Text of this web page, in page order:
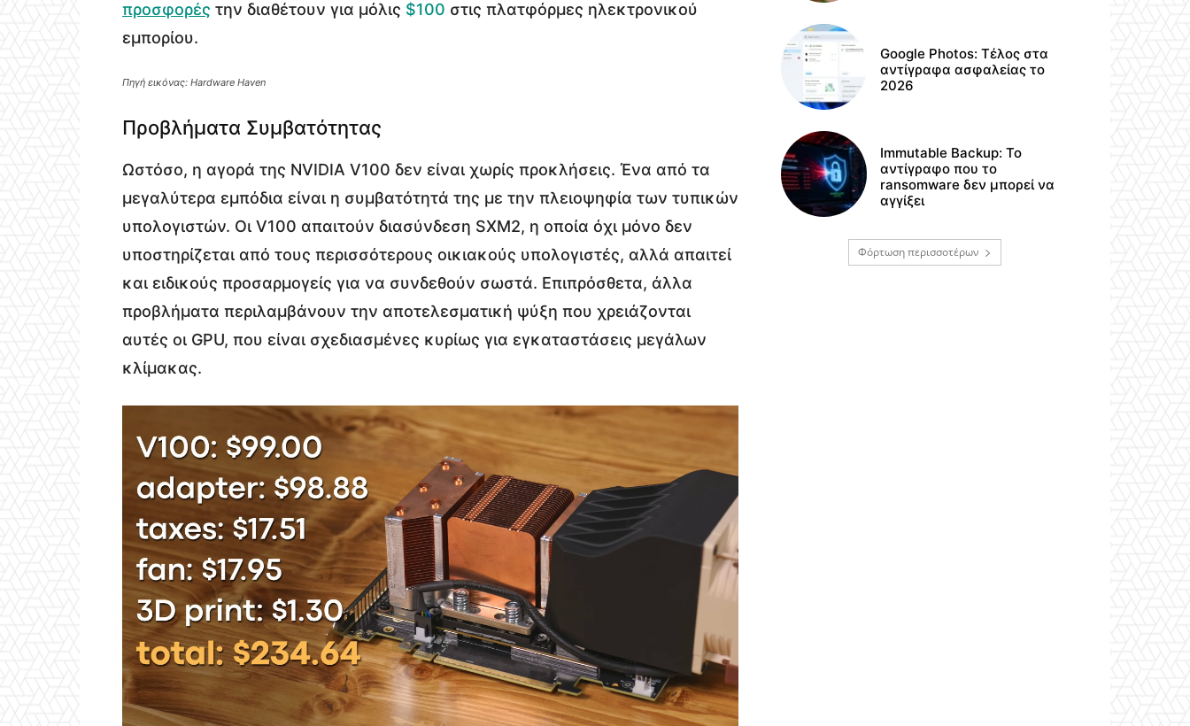
προσφορές την διαθέτουν για μόλις $100 στις πλατφόρμες ηλεκτρονικού
εμπορίου.
Πηγή εικόνας: Hardware Haven
Προβλήματα Συμβατότητας
Ωστόσο, η αγορά της NVIDIA V100 δεν είναι χωρίς προκλήσεις. Ένα από τα
μεγαλύτερα εμπόδια είναι η συμβατότητά της με την πλειοψηφία των τυπικών
υπολογιστών. Οι V100 απαιτούν διασύνδεση SXM2, η οποία όχι μόνο δεν
υποστηρίζεται από τους περισσότερους οικιακούς υπολογιστές, αλλά απαιτεί
και ειδικούς προσαρμογείς για να συνδεθούν σωστά. Επιπρόσθετα, άλλα
προβλήματα περιλαμβάνουν την αποτελεσματική ψύξη που χρειάζονται
αυτές οι GPU, που είναι σχεδιασμένες κυρίως για εγκαταστάσεις μεγάλων
κλίμακας.
Google Photos: Τέλος στα
αντίγραφα ασφαλείας το
2026
Immutable Backup: Το
αντίγραφο που το
ransomware δεν μπορεί να
αγγίξει
Φόρτωση περισσοτέρων